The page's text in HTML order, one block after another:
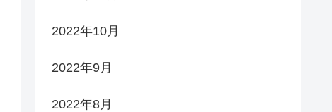
2022年10月
2022年9月
2022年8月